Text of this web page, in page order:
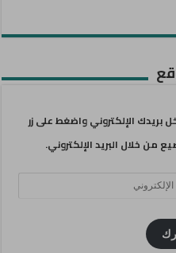
بريدك الإلكتروني واضغط على زر
من خلال البريد الإلكتروني.